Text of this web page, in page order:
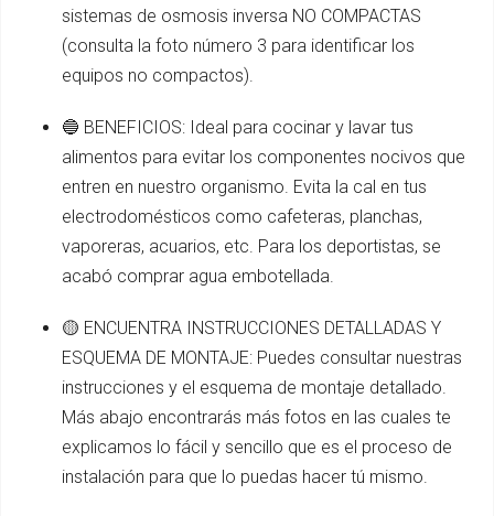
sistemas de osmosis inversa NO COMPACTAS
(consulta la foto número 3 para identificar los
equipos no compactos).
🔵 BENEFICIOS: Ideal para cocinar y lavar tus
alimentos para evitar los componentes nocivos que
entren en nuestro organismo. Evita la cal en tus
electrodomésticos como cafeteras, planchas,
vaporeras, acuarios, etc. Para los deportistas, se
acabó comprar agua embotellada.
🟡 ENCUENTRA INSTRUCCIONES DETALLADAS Y
ESQUEMA DE MONTAJE: Puedes consultar nuestras
instrucciones y el esquema de montaje detallado.
Más abajo encontrarás más fotos en las cuales te
explicamos lo fácil y sencillo que es el proceso de
instalación para que lo puedas hacer tú mismo.